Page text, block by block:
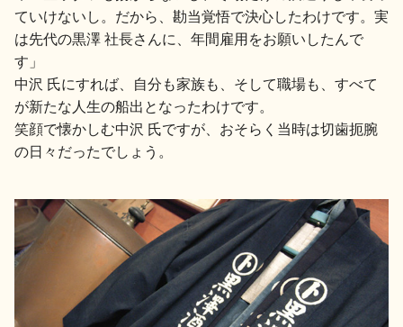
イベント情報TOP 新商品・おすすめ商品
ていけないし。だから、勘当覚悟で決心したわけです。実
は先代の黒澤 社長さんに、年間雇用をお願いしたんで
す」
中沢 氏にすれば、自分も家族も、そして職場も、すべて
が新たな人生の船出となったわけです。
笑顔で懐かしむ中沢 氏ですが、おそらく当時は切歯扼腕
の日々だったでしょう。